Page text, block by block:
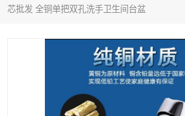
芯批发 全铜单把双孔洗手卫生间台盆
水暖阀门
涂料辅材